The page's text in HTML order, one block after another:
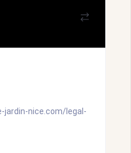
jardin-nice.com/legal-